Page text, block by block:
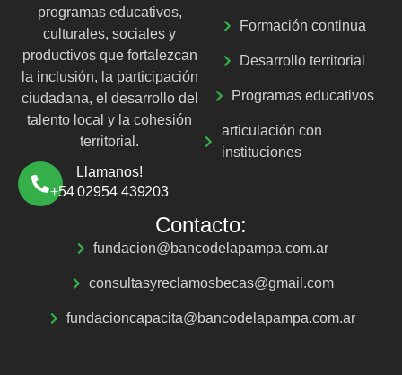
programas educativos,
culturales, sociales y
productivos que fortalezcan
la inclusión, la participación
ciudadana, el desarrollo del
talento local y la cohesión
territorial.
Llamanos!
+54 02954 439203
Formación continua
Desarrollo territorial
Programas educativos
articulación con
instituciones
Contacto:
fundacion@bancodelapampa.com.ar
consultasyreclamosbecas@gmail.com
fundacioncapacita@bancodelapampa.com.ar